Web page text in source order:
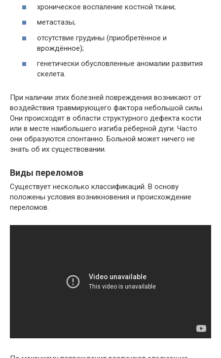
хроническое воспаление костной ткани;
метастазы;
отсутствие грудины (приобретённое и
врождённое);
генетически обусловленные аномалии развития
скелета.
При наличии этих болезней повреждения возникают от
воздействия травмирующего фактора небольшой силы.
Они происходят в области структурного дефекта кости
или в месте наибольшего изгиба рёберной дуги. Часто
они образуются спонтанно. Больной может ничего не
знать об их существовании.
Виды переломов
Существует несколько классификаций. В основу
положены условия возникновения и происхождение
переломов.